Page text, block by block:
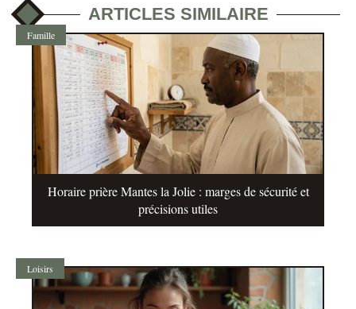
ARTICLES SIMILAIRE
Famille
Horaire prière Mantes la Jolie : marges de sécurité et
précisions utiles
Loisirs